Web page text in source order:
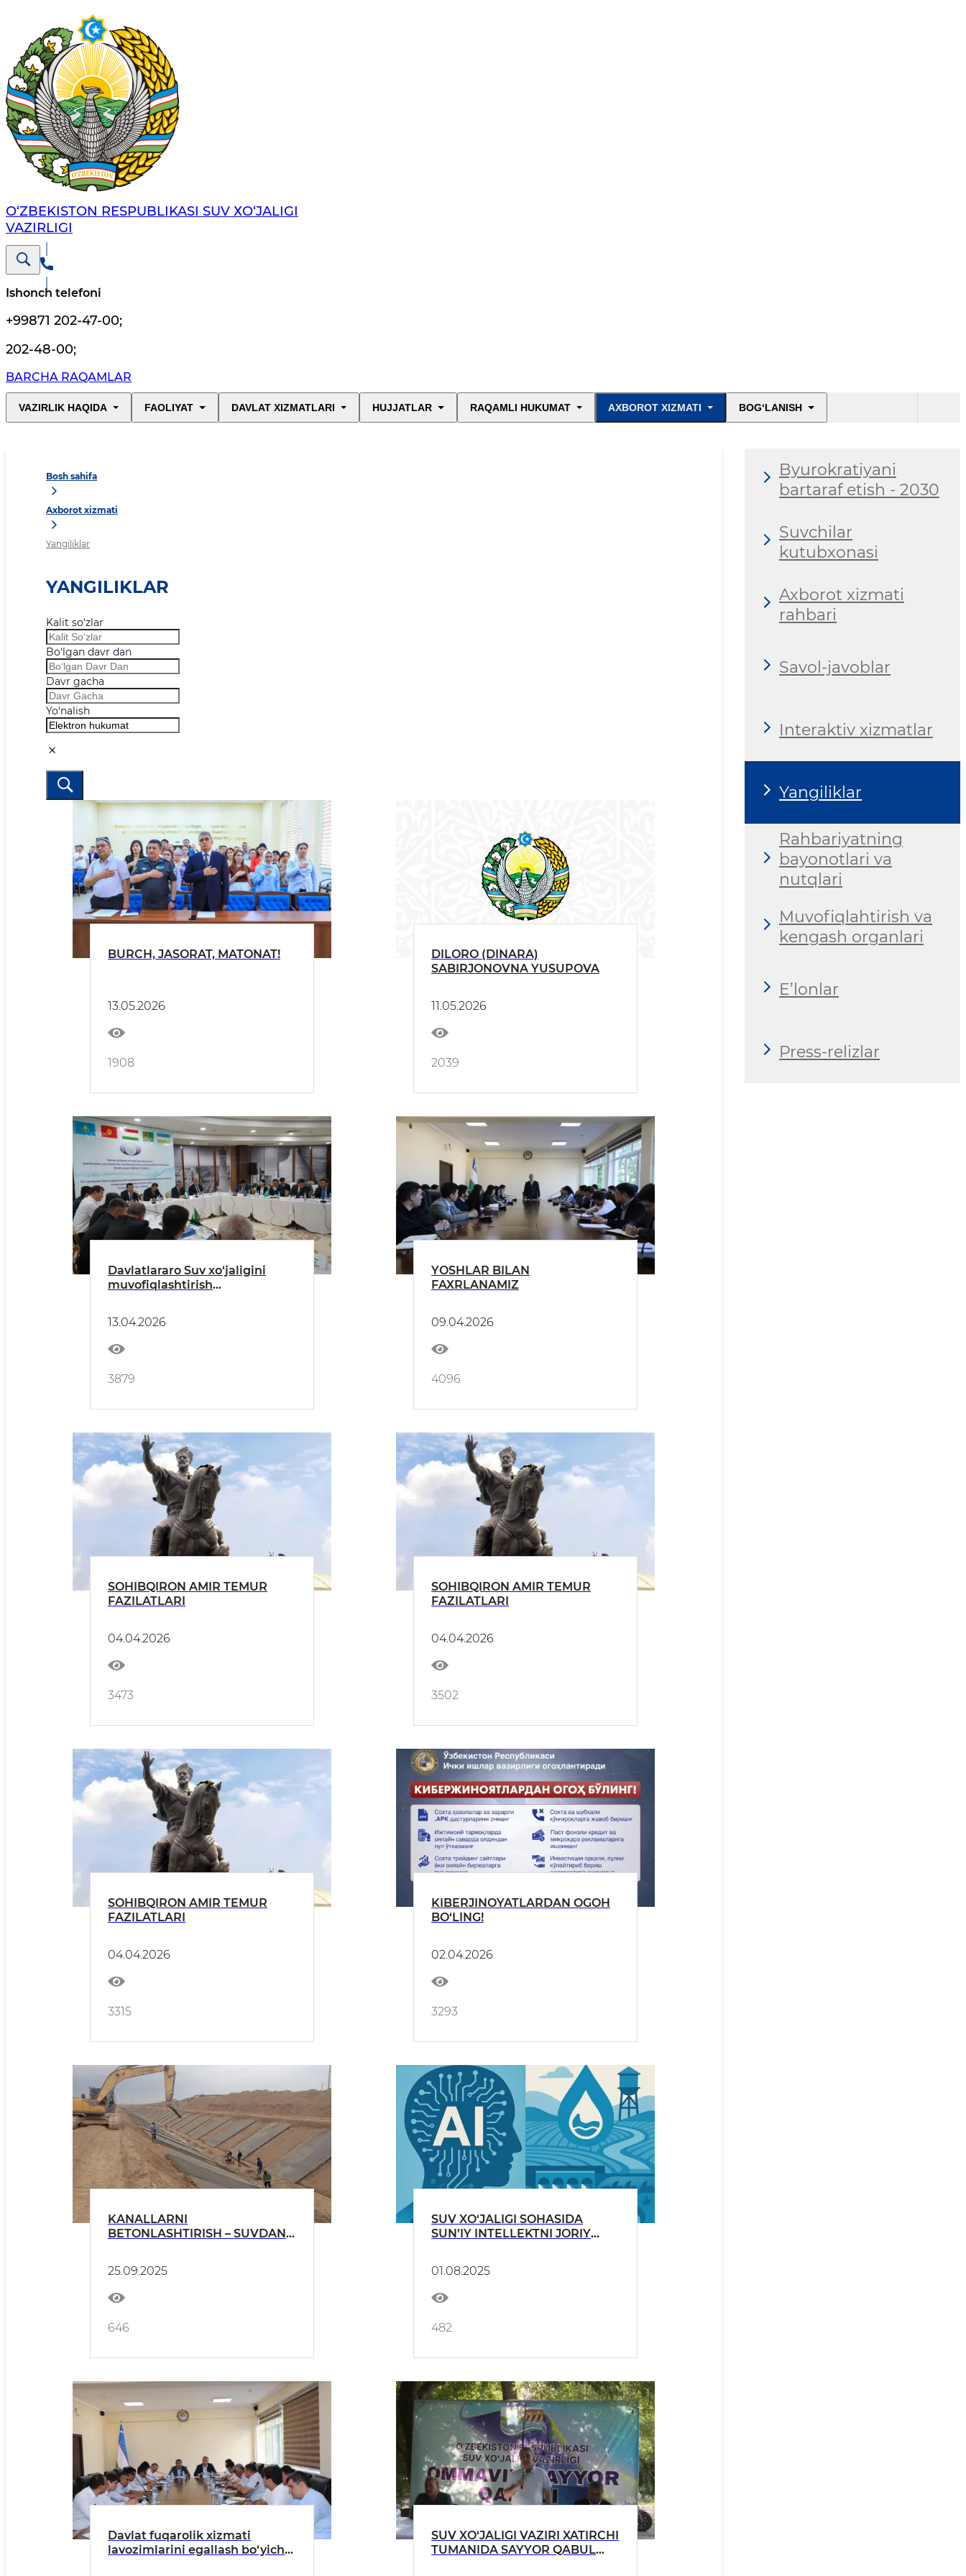
O‘ZBEKISTON RESPUBLIKASI SUV ХO‘JALIGI
VAZIRLIGI
Ishonch telefoni
+99871 202-47-00;
202-48-00;
BARCHA RAQAMLAR
VAZIRLIK HAQIDA FAOLIYAT DAVLAT XIZMATLARI HUJJATLAR RAQAMLI HUKUMAT AXBOROT XIZMATI BOG‘LANISH
Bosh sahifa
Axborot xizmati
Yangiliklar
YANGILIKLAR
Kalit so‘zlar
Bo‘lgan davr dan
Davr gacha
Yo‘nalish
BURCH, JASORAT, MATONAT!
13.05.2026
1908
DILORO (DINARA)
SABIRJONOVNA YUSUPOVA
11.05.2026
2039
Davlatlararo Suv xo‘jaligini
muvofiqlashtirish
13.04.2026
3879
YOSHLAR BILAN
FAXRLANAMIZ
09.04.2026
4096
SOHIBQIRON AMIR TEMUR
FAZILATLARI
04.04.2026
3473
SOHIBQIRON AMIR TEMUR
FAZILATLARI
04.04.2026
3502
SOHIBQIRON AMIR TEMUR
FAZILATLARI
04.04.2026
3315
KIBERJINOYATLARDAN OGOH
BO‘LING!
02.04.2026
3293
KANALLARNI
BETONLASHTIRISH – SUVDAN
OSHIRISHNING MUHIM OMILI
25.09.2025
646
SUV XO‘JALIGI SOHASIDA
SUN’IY INTELLEKTNI JORIY
01.08.2025
482
Davlat fuqarolik xizmati
lavozimlarini egallash bo‘yicha
SUV XO‘JALIGI VAZIRI XATIRCHI
TUMANIDA SAYYOR QABUL
Byurokratiyani
bartaraf etish - 2030
Suvchilar
kutubxonasi
Axborot xizmati
rahbari
Savol-javoblar
Interaktiv xizmatlar
Yangiliklar
Rahbariyatning
bayonotlari va
nutqlari
Muvofiqlahtirish va
kengash organlari
E’lonlar
Press-relizlar